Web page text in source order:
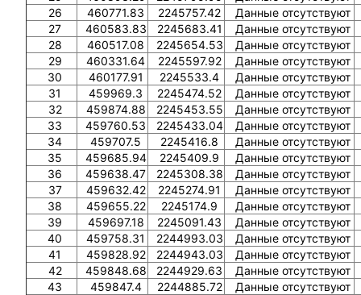
26
460771.83 2245757.42
Данные отсутствуют
27
460583.83 2245683.41
Данные отсутствуют
28
460517.08 2245654.53
Данные отсутствуют
29
460331.64 2245597.92
Данные отсутствуют
30
460177.91 2245533.4
Данные отсутствуют
31
459969.3 2245474.52
Данные отсутствуют
32
459874.88 2245453.55
Данные отсутствуют
33
459760.53 2245433.04
Данные отсутствуют
34
459707.5 2245416.8
Данные отсутствуют
35
459685.94 2245409.9
Данные отсутствуют
36
459638.47 2245308.38
Данные отсутствуют
37
459632.42 2245274.91
Данные отсутствуют
38
459655.22 2245174.9
Данные отсутствуют
39
459697.18 2245091.43
Данные отсутствуют
40
459758.31 2244993.03
Данные отсутствуют
41
459828.92 2244943.03
Данные отсутствуют
42
459848.68 2244929.63
Данные отсутствуют
43
459847.4 2244885.72
Данные отсутствуют